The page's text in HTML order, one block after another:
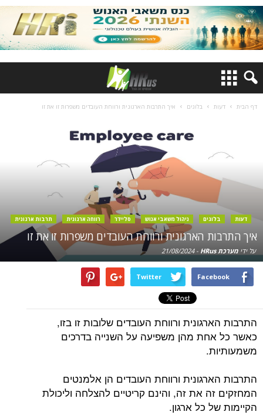
דף הבית דעות בלוגים איך התרבות הארגונית ורווחת העובדים משפרות זו את זו
דעות בלוגים ניהול משאבי אנוש סליידר רווחה ארגונית תרבות ארגונית
איך התרבות הארגונית ורווחת העובדים משפרות זו את זו
על ידי מערכת HRus -
21/08/2024
Facebook
Twitter
התרבות הארגונית ורווחת העובדים שלובות זו בזו,
כאשר כל אחת מהן משפיעה על השנייה בדרכים
משמעותיות.
התרבות הארגונית ורווחת העובדים הן אלמנטים
המחזקים זה את זה, והינם קריטיים להצלחה וליכולת
הקיימות של כל ארגון.